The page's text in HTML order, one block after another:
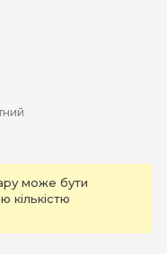
може бути
кількістю